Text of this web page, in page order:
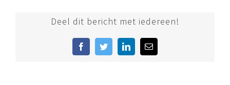
Deel dit bericht met iedereen!
FacebookTwitterLinkedIn
E-
mail